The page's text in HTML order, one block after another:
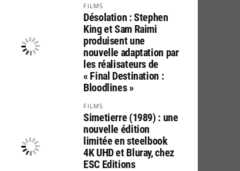
FILMS
Désolation : Stephen
King et Sam Raimi
produisent une
nouvelle adaptation par
les réalisateurs de
« Final Destination :
Bloodlines »
FILMS
Simetierre (1989) : une
nouvelle édition
limitée en steelbook
4K UHD et Bluray, chez
ESC Editions